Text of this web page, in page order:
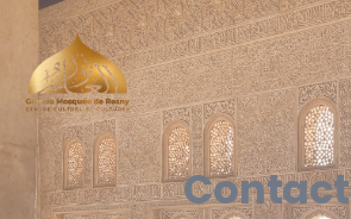
Contact